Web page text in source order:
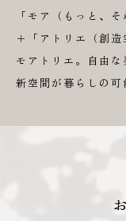
「モア（もっと、そ
＋「アトリエ（創
モアトリエ。自由な
新空間が暮らしの可